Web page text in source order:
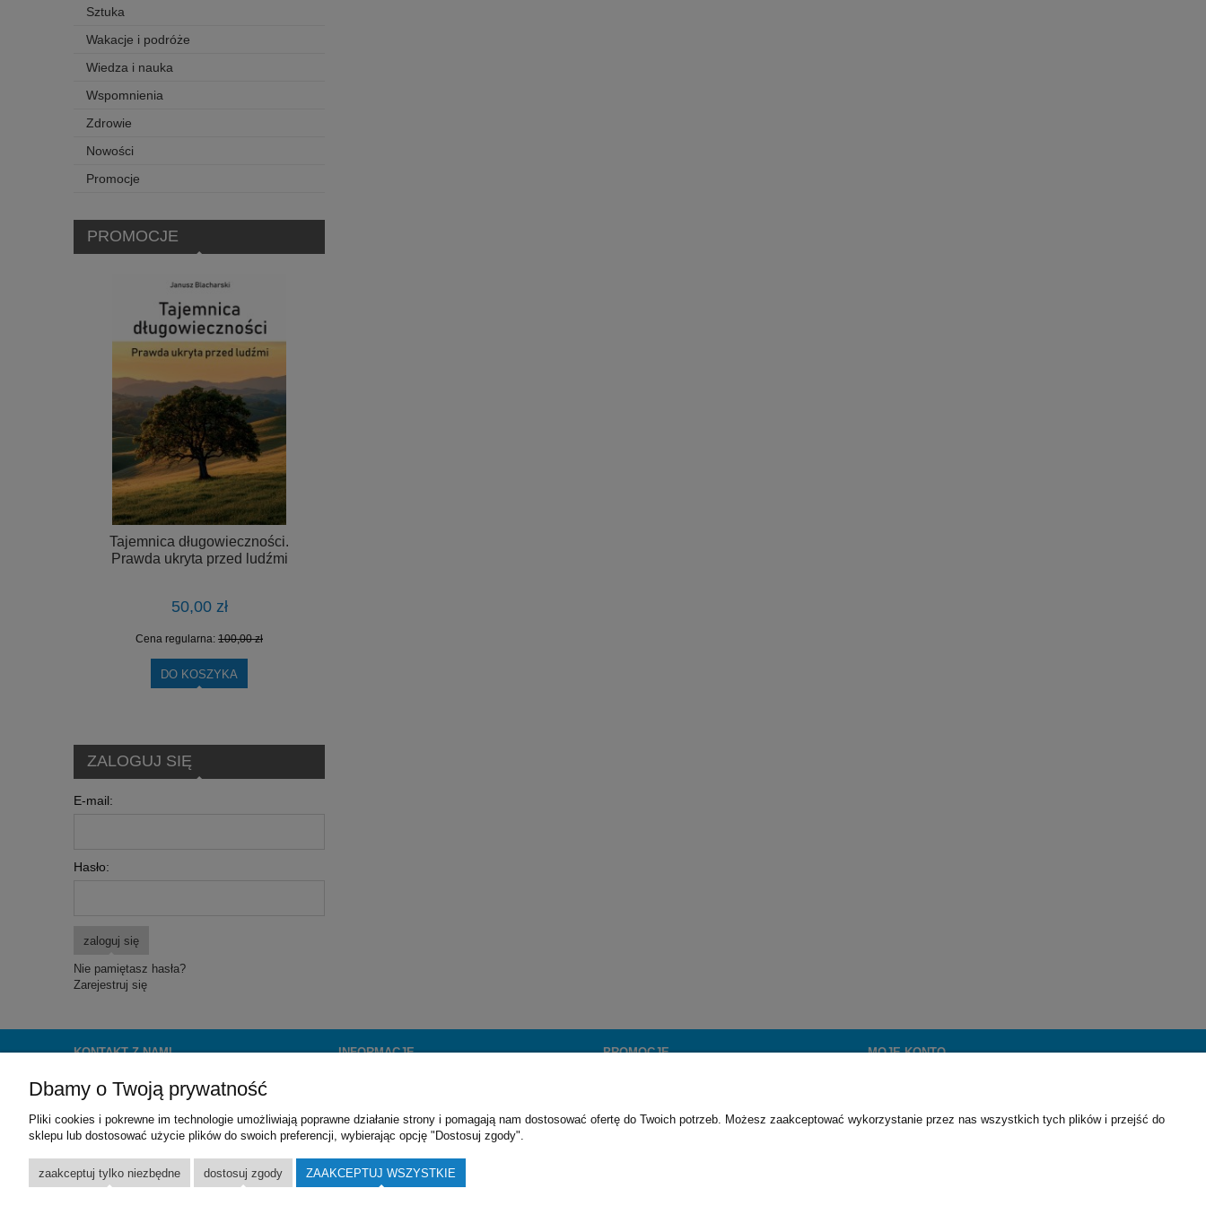
Sztuka
Wakacje i podróże
Wiedza i nauka
Wspomnienia
Zdrowie
Nowości
Promocje
PROMOCJE
Tajemnica długowieczności.
Prawda ukryta przed ludźmi
50,00 zł
Cena regularna: 100,00 zł
DO KOSZYKA
ZALOGUJ SIĘ
E-mail:
Hasło:
zaloguj się
Nie pamiętasz hasła?
Zarejestruj się
KONTAKT Z NAMI
OceanKsiazek.pl
Wydawnictwo Poligraf sp. z o.o.
ul. Młyńska 38
55-093 Brzezia Łąka k/Wrocławia
tel:(71) 315-39-13
INFORMACJE PROMOCJE MOJE KONTO
Dbamy o Twoją prywatność
Pliki cookies i pokrewne im technologie umożliwiają poprawne działanie strony i pomagają nam dostosować ofertę do Twoich potrzeb. Możesz zaakceptować wykorzystanie przez nas wszystkich tych plików i przejść do
sklepu lub dostosować użycie plików do swoich preferencji, wybierając opcję "Dostosuj zgody".
zaakceptuj tylko niezbędne dostosuj zgody ZAAKCEPTUJ WSZYSTKIE